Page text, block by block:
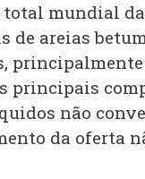
total mundial
de areias
principais
não
da oferta